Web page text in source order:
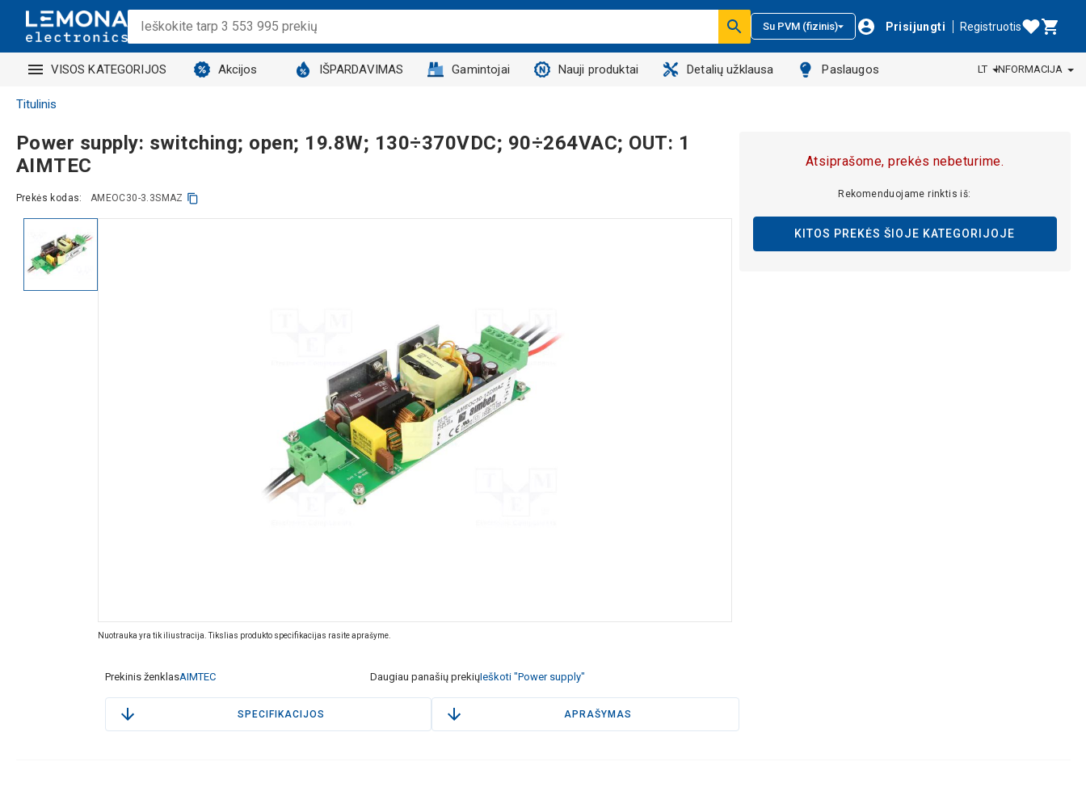
Su PVM (fizinis) Prisijungti Registruotis
VISOS KATEGORIJOS Akcijos IŠPARDAVIMAS Gamintojai Nauji produktai Detalių užklausa Paslaugos LT INFORMACIJA
Titulinis
Power supply: switching; open; 19.8W; 130÷370VDC; 90÷264VAC; OUT: 1
AIMTEC
Prekės kodas: AMEOC30-3.3SMAZ
Nuotrauka yra tik iliustracija. Tikslias produkto specifikacijas rasite aprašyme.
Prekinis ženklasAIMTEC Daugiau panašių prekiųIeškoti "Power supply"
SPECIFIKACIJOS APRAŠYMAS
Atsiprašome, prekės nebeturime.
Rekomenduojame rinktis iš:
KITOS PREKĖS ŠIOJE KATEGORIJOJE